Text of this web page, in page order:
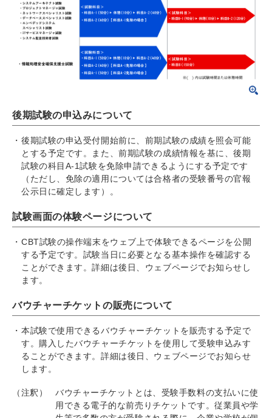
後期試験の申込みについて
後期試験の申込受付開始前に、前期試験の成績を照会可能
とする予定です。また、前期試験の成績情報を基に、後期
試験の科目A-1試験を免除申請できるようにする予定です
（ただし、免除の適用については合格者の受験番号の官報
公示日に確定します）。
試験画面の体験ページについて
CBT試験の操作端末をウェブ上で体験できるページを公開
する予定です。試験当日に必要となる基本操作を確認する
ことができます。詳細は後日、ウェブページでお知らせし
ます。
バウチャーチケットの販売について
本試験で使用できるバウチャーチケットを販売する予定で
す。購入したバウチャーチケットを使用して受験申込みす
ることができます。詳細は後日、ウェブページでお知らせ
します。
（注釈）
バウチャーチケットとは、受験手数料の支払いに使
用できる電子的な前売りチケットです。従業員や学